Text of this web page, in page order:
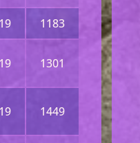
1183
1301
1449